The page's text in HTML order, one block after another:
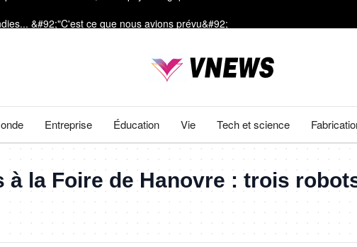
&#92;"C'est ce que nous avions prévu&#92;
: des images inédites de la surface du Soleil
corses, effets psychologiques des incendies et Nuits des étoiles :
Entreprise Éducation Vie Tech et science
à la Foire de Hanovre : trois